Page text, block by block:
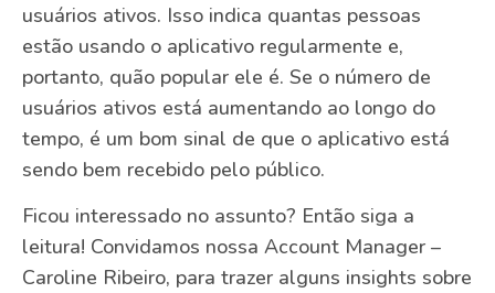
usuários ativos. Isso indica quantas pessoas
estão usando o aplicativo regularmente e,
portanto, quão popular ele é. Se o número de
usuários ativos está aumentando ao longo do
tempo, é um bom sinal de que o aplicativo está
sendo bem recebido pelo público.
Ficou interessado no assunto? Então siga a
leitura! Convidamos nossa Account Manager –
Caroline Ribeiro, para trazer alguns insights sobre